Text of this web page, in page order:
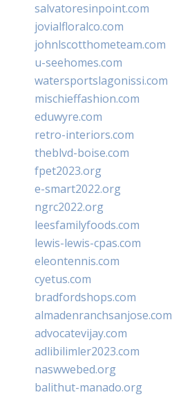
salvatoresinpoint.com
jovialfloralco.com
johnlscotthometeam.com
u-seehomes.com
watersportslagonissi.com
mischieffashion.com
eduwyre.com
retro-interiors.com
theblvd-boise.com
fpet2023.org
e-smart2022.org
ngrc2022.org
leesfamilyfoods.com
lewis-lewis-cpas.com
eleontennis.com
cyetus.com
bradfordshops.com
almadenranchsanjose.com
advocatevijay.com
adlibilimler2023.com
naswwebed.org
balithut-manado.org